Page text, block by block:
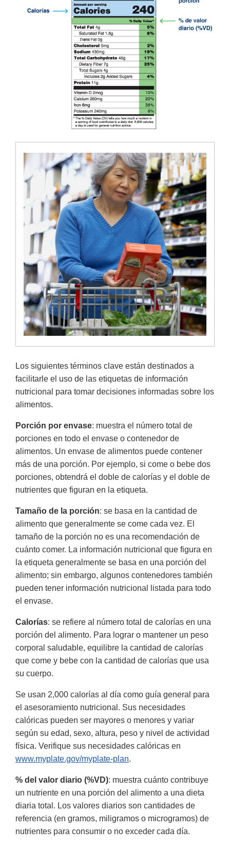
Los siguientes términos clave están destinados a
facilitarle el uso de las etiquetas de información
nutricional para tomar decisiones informadas sobre los
alimentos.
Porción por envase: muestra el número total de
porciones en todo el envase o contenedor de
alimentos. Un envase de alimentos puede contener
más de una porción. Por ejemplo, si come o bebe dos
porciones, obtendrá el doble de calorías y el doble de
nutrientes que figuran en la etiqueta.
Tamaño de la porción: se basa en la cantidad de
alimento que generalmente se come cada vez. El
tamaño de la porción no es una recomendación de
cuánto comer. La información nutricional que figura en
la etiqueta generalmente se basa en una porción del
alimento; sin embargo, algunos contenedores también
pueden tener información nutricional listada para todo
el envase.
Calorías: se refiere al número total de calorías en una
porción del alimento. Para lograr o mantener un peso
corporal saludable, equilibre la cantidad de calorías
que come y bebe con la cantidad de calorías que usa
su cuerpo.
Se usan 2,000 calorías al día como guía general para
el asesoramiento nutricional. Sus necesidades
calóricas pueden ser mayores o menores y variar
según su edad, sexo, altura, peso y nivel de actividad
física. Verifique sus necesidades calóricas en
www.myplate.gov/myplate-plan.
% del valor diario (%VD): muestra cuánto contribuye
un nutriente en una porción del alimento a una dieta
diaria total. Los valores diarios son cantidades de
referencia (en gramos, miligramos o microgramos) de
nutrientes para consumir o no exceder cada día.